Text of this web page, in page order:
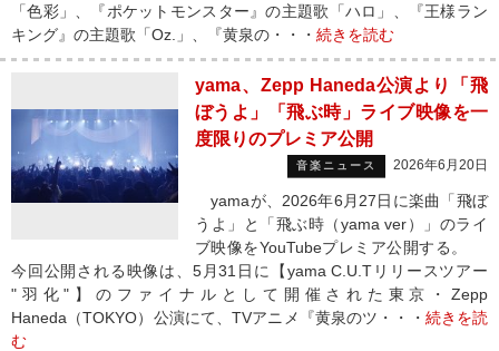
「色彩」、『ポケットモンスター』の主題歌「ハロ」、『王様ラン
キング』の主題歌「Oz.」、『黄泉の・・・ 続きを読む
yama、Zepp Haneda公演より「飛
ぼうよ」「飛ぶ時」ライブ映像を一
度限りのプレミア公開
音楽ニュース 2026年6月20日
yamaが、2026年6月27日に楽曲「飛ぼ
うよ」と「飛ぶ時（yama ver）」のライ
ブ映像をYouTubeプレミア公開する。
今回公開される映像は、5月31日に【yama C.U.Tリリースツアー
"羽化"】のファイナルとして開催された東京・Zepp
Haneda（TOKYO）公演にて、TVアニメ『黄泉のツ・・・ 続きを読
む